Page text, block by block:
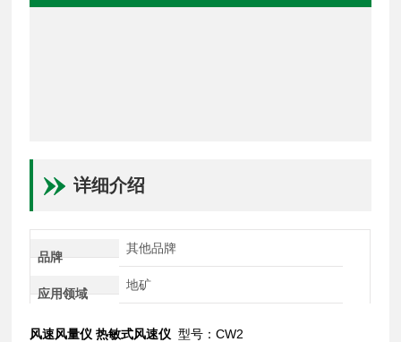
详细介绍
品牌
其他品牌
应用领域
地矿
风速风量仪 热敏式风速仪 型号：CW2